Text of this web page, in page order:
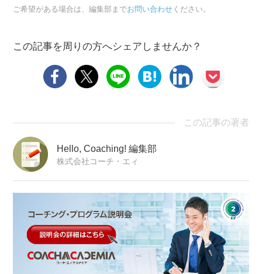
ご希望がある場合は、編集部までお問い合わせ ください。
この記事を周りの方へシェアしませんか？
この記事の著者
Hello, Coaching! 編集部
株式会社コーチ・エィ